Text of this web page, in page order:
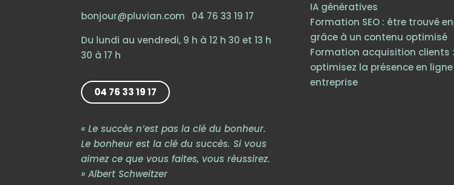
bonjour@pluvian.com · 04 76 33 19 17
Du lundi au vendredi, 9 h à 12 h 30 et 13 h
30 à 17 h
04 76 33 19 17
« Le succès n’est pas la clé du bonheur.
Le bonheur est la clé du succès. Si vous
aimez ce que vous faites, vous réussirez.
» Albert Schweitzer
IA génératives
Formation SEO : être trouvé
grâce à un contenu optimisé
Formation acquisition clients :
optimisez la présence en
entreprise